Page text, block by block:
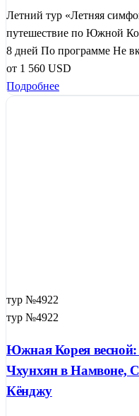
Летний тур «Летняя
путешествие по Южной
8 дней По программе Не
от 1 560 USD
Подробнее
тур №4922
тур №4922
Южная Корея весной:
Чхунхян в Намвоне,
Кёнджу